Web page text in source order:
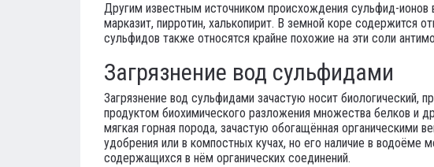
Другим известным источником происхождения сульфид-ионов
марказит, пирротин, халькопирит. В земной коре содержится
сульфидов также относятся крайне похожие на эти соли
Загрязнение вод сульфидами
Загрязнение вод сульфидами зачастую носит
продуктом биохимического разложения множества белков и
мягкая горная порода, зачастую обогащённая органическими
удобрения или в компостных кучах, но его наличие в водоёме
содержащихся в нём органических соединений.